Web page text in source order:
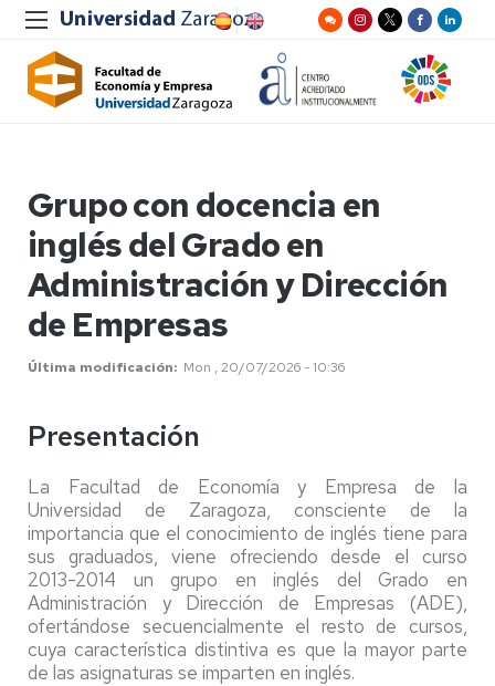
Grupo con docencia en
inglés del Grado en
Administración y Dirección
de Empresas
Última modificación Mon , 20/07/2026 - 10:36
Presentación
La Facultad de Economía y Empresa de la
Universidad de Zaragoza, consciente de la
importancia que el conocimiento de inglés tiene para
sus graduados, viene ofreciendo desde el curso
2013-2014 un grupo en inglés del Grado en
Administración y Dirección de Empresas (ADE),
ofertándose secuencialmente el resto de cursos,
cuya característica distintiva es que la mayor parte
de las asignaturas se imparten en inglés.